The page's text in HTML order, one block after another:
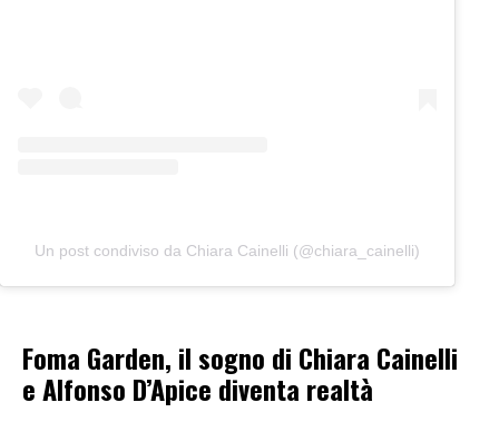
Un post condiviso da Chiara Cainelli (@chiara_cainelli)
Foma Garden, il sogno di Chiara Cainelli
e Alfonso D’Apice diventa realtà